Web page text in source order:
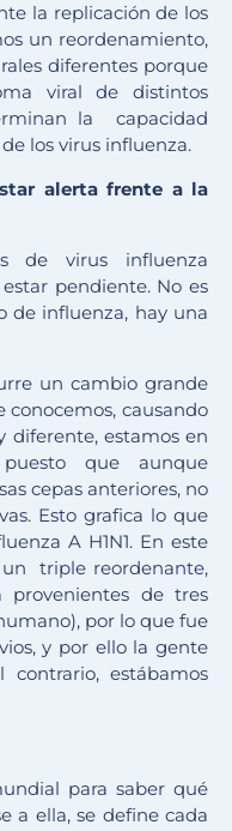
la replicación de los
un reordenamiento,
diferentes porque
viral de distintos
la capacidad
los virus influenza.
alerta frente a la
de virus influenza
pendiente. No es
de influenza, hay una
un cambio grande
causando
estamos en
que aunque
cepas anteriores, no
Esto grafica lo que
A H1N1. En este
un triple reordenante,
de tres
por lo que fue
y por ello la gente
estábamos
para saber qué
a ella, se define cada